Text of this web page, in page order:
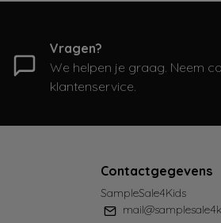
Vragen?
We helpen je graag. Neem
klantenservice.
Contactgegevens
SampleSale4Kids